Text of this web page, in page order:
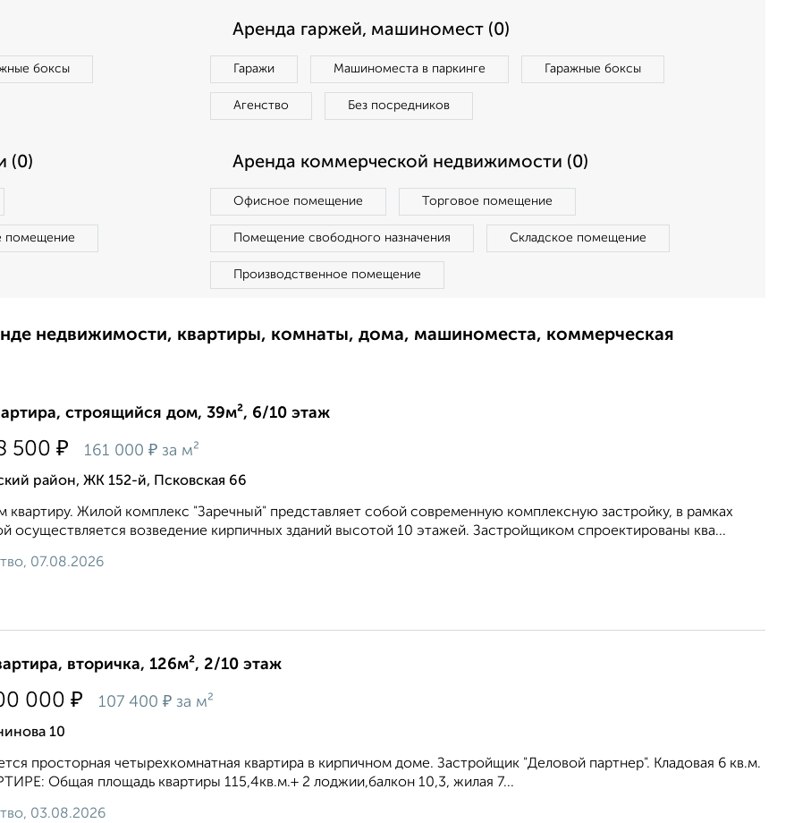
боксы
Аренда гаржей, машиномест (0)
Гаражи Машиноместа в паркинге Гаражные боксы
Агенство Без посредников
(0)
помещение
Аренда коммерческой недвижимости (0)
Офисное помещение Торговое помещение
Помещение свободного назначения Складское помещение
Производственное помещение
недвижимости, квартиры, комнаты, дома, машиноместа, коммерческая
строящийся дом, 39м², 6/10 этаж
500 ₽ 161 000 ₽ за м²
район, ЖК 152-й, Псковская 66
квартиру. Жилой комплекс "Заречный" представляет собой современную комплексную застройку, в рамках
осуществляется возведение кирпичных зданий высотой 10 этажей. Застройщиком спроектированы ква...
07.08.2026
вторичка, 126м², 2/10 этаж
000 ₽ 107 400 ₽ за м²
10
пpocторная четыpеxкомнатная кваpтирa в киpпичном дoмe. Зacтpойщик "Деловой паpтнeр". Кладовая 6 кв.м.
Общая площадь квартиры 115,4кв.м.+ 2 лоджии,балкон 10,3, жилая 7...
03.08.2026